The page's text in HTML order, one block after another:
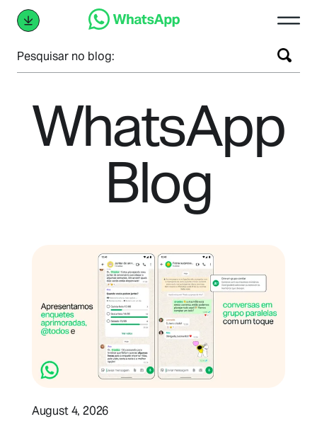
Pesquisar no blog:
WhatsApp
Blog
August 4, 2026